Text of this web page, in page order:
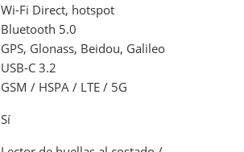
Wi-Fi Direct, hotspot
Bluetooth 5.0
GPS, Glonass, Beidou, Galileo
USB-C 3.2
GSM / HSPA / LTE / 5G
Sí